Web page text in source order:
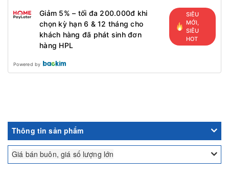
Giảm 5% – tối đa 200.000đ khi
chọn kỳ hạn 6 & 12 tháng cho
khách hàng đã phát sinh đơn
hàng HPL
SIÊU
MỚI,
SIÊU
HOT
Powered by
Thông tin sản phẩm
Giá bán buôn, giá số lượng lớn